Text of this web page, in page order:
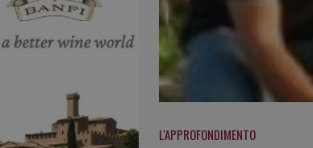
L'APPROFONDIMENTO